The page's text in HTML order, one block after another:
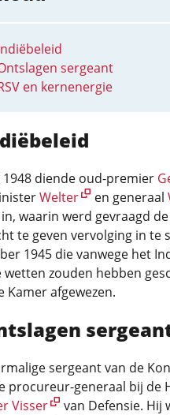
sergeant
en kernenergie
1948 diende oud-premier
Welter en generaal
waarin werd gevraagd
te geven vervolging in te
1945 die vanwege het
wetten zouden hebben
Kamer afgewezen.
sergeant van de
procureur-generaal bij de
Visser
van Defensie. Hij